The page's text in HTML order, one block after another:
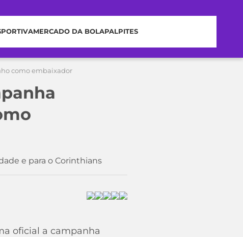
MERCADO DA BOLAPALPITES
como embaixador
e para o Corinthians
oficial a campanha